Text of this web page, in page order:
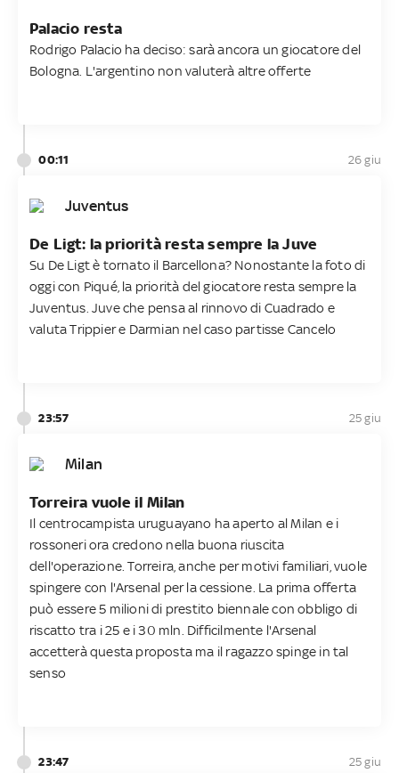
Palacio resta
Rodrigo Palacio ha deciso: sarà ancora un giocatore del
Bologna. L'argentino non valuterà altre offerte
00:11 26 giu
Juventus
De Ligt: la priorità resta sempre la Juve
Su De Ligt è tornato il Barcellona? Nonostante la foto di
oggi con Piqué, la priorità del giocatore resta sempre la
Juventus. Juve che pensa al rinnovo di Cuadrado e
valuta Trippier e Darmian nel caso partisse Cancelo
23:57 25 giu
Milan
Torreira vuole il Milan
Il centrocampista uruguayano ha aperto al Milan e i
rossoneri ora credono nella buona riuscita
dell'operazione. Torreira, anche per motivi familiari, vuole
spingere con l'Arsenal per la cessione. La prima offerta
può essere5 milioni di prestito biennale con obbligo di
riscatto tra i 25 e i 30 mln. Difficilmente l'Arsenal
accetterà questa proposta ma il ragazzo spinge in tal
senso
23:47 25 giu